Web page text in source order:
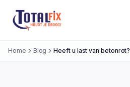
Totalfix
Home Blog Heeft u last van betonrot?